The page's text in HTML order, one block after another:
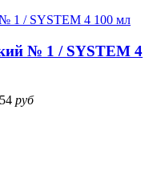
№ 1 / SYSTEM 4
руб